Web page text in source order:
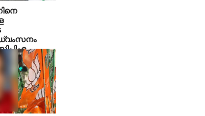
കെസി
എംപി